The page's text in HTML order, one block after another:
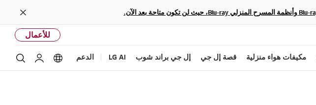
Close
للأعمال
مكيفات هواء منزلية قصة إل جي إل جي براند شوب LG AI الدعم optionsحساب